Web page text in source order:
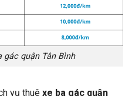
gác quận Tân Bình
vụ thuê xe ba gác quận